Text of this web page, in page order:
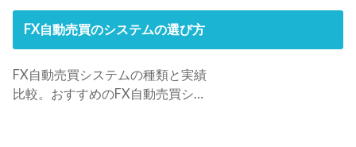
FX自動売買のシステムの選び方
FX自動売買システムの種類と実績
比較。おすすめのFX自動売買シス